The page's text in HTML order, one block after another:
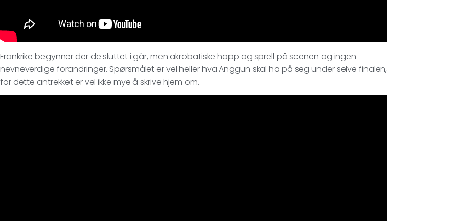
Frankrike begynner der de sluttet i går, men akrobatiske hopp og sprell på scenen og ingen
nevneverdige forandringer. Spørsmålet er vel heller hva Anggun skal ha på seg under selve finalen,
for dette antrekket er vel ikke mye å skrive hjem om.